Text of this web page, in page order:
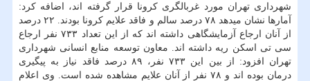
شهرداری تهران مورد غربالگری كرونا قرار گرفته اند، اضافه كرد:
آمارها نشان میدهد ۷۸ درصد سالم و فاقد علایم كرونا بودند. ۲۲ درصد
از آنان ارجاع آزمایشگاهی داشته اند كه از این تعداد ۷۳۳ نفر ارجاع
سی تی اسكن ریه داشته اند. معاون توسعه منابع انسانی شهرداری
تهران افزود: از بین این ۷۳۳ نفر، ۸۹ درصد فاقد نیاز به پیگیری
درمان بوده اند و ۷۸ نفر از آنان علایم مشاهده شده است. وی اعلام